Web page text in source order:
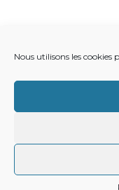
Nous utilisons les cookies
Principale
VIE DU
CONCEPTION ET